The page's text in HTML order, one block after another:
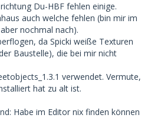
Du-HBF fehlen einige.
auch welche fehlen (bin mir im
nochmal nach).
da Spicki weiße Texturen
Baustelle), die bei mir nicht
verwendet. Vermute,
hat zu alt ist.
Habe im Editor nix finden können